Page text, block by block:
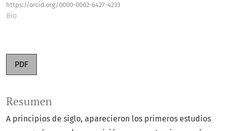
https://orcid.org/0000-0002-6427-4233
Bio
PDF
Resumen
A principios de siglo, aparecieron los primeros estudios